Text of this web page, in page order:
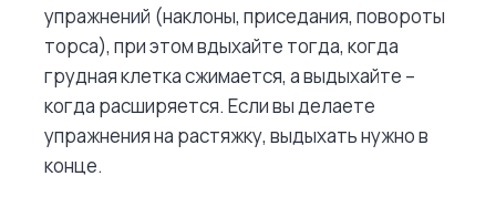
упражнений (наклоны, приседания, повороты
торса), при этом вдыхайте тогда, когда
грудная клетка сжимается, а выдыхайте –
когда расширяется. Если вы делаете
упражнения на растяжку, выдыхать нужно в
конце.